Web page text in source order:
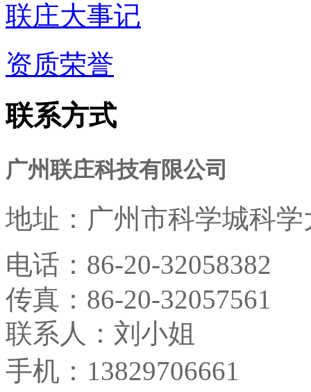
联庄大事记
资质荣誉
联系方式
广州联庄科技有限公司
地址： 广州市科学城科
电话： 86-20-32058382
传真： 86-20-32057561
联系人：刘小姐
手机：13829706661